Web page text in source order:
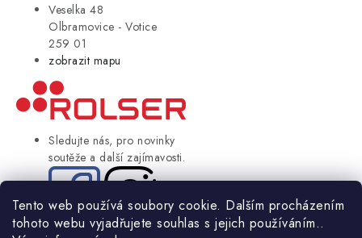
Tento web používá soubory cookie. Dalším procházením
tohoto webu vyjadřujete souhlas s jejich používáním..
Veselka 48
Olbramovice - Votice
259 01
zobrazit mapu
Sledujte nás, pro novinky
soutěže a další zajímavosti.